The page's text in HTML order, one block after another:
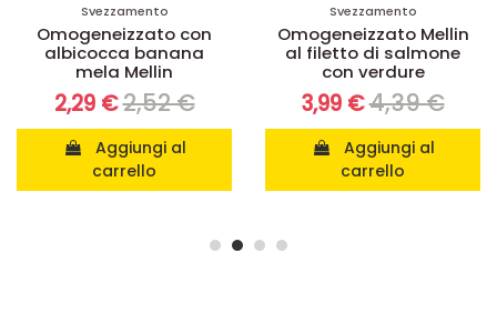
Svezzamento
Omogeneizzato con
albicocca banana
mela Mellin
2,29 €2,52 €
carrello
Svezzamento
Omogeneizzato Mellin
al filetto di salmone
con verdure
3,99 €4,39 €
carrello